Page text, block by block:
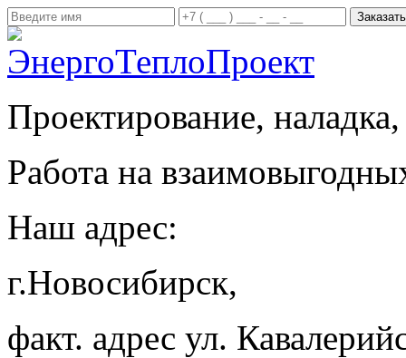
Проектирование, наладка,
Работа на
Наш адрес:
г.Новосибирск,
факт. адрес ул.